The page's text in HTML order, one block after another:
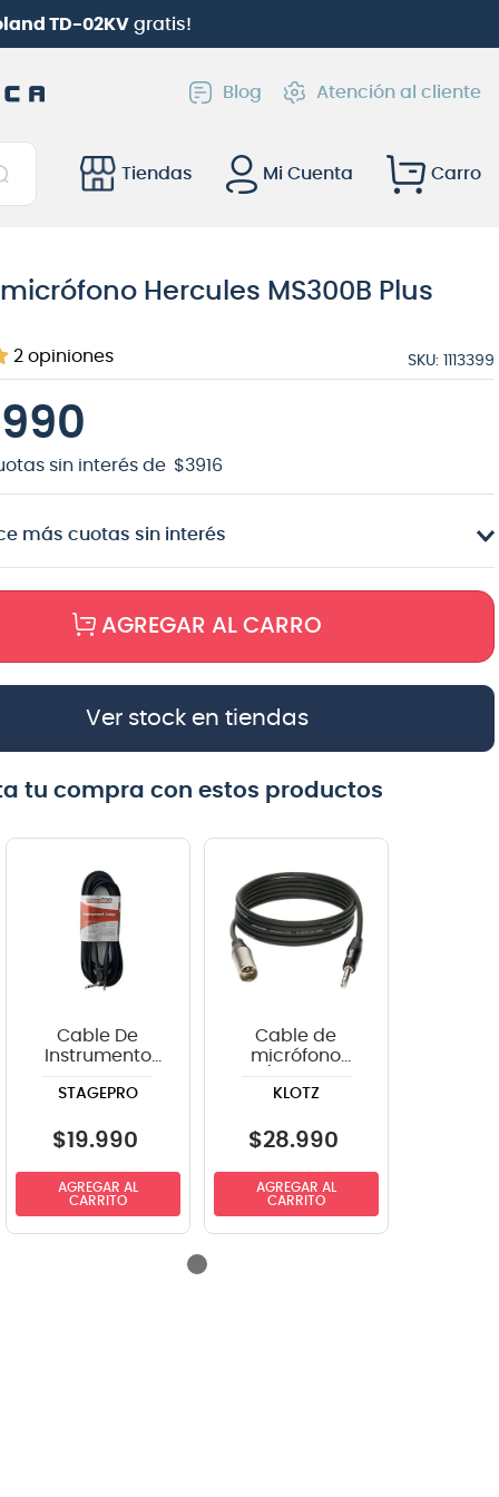
TD-02KVgratis!
Blog Atención al cliente
Tiendas
Mi Cuenta
Hercules MS300B Plus
2 opiniones SKU: 1113399
990
sin interés de $3916
más cuotas sin interés
AGREGAR AL CARRO
Ver stock en tiendas
tu compra con estos productos
Cable De
Instrumento
SPG20GR
6mts
STAGEPRO
$19.990
AGREGAR AL
CARRITO
Cable de
micrófono
GRG1MP03.0 -
KLOTZ
$28.990
AGREGAR AL
CARRITO